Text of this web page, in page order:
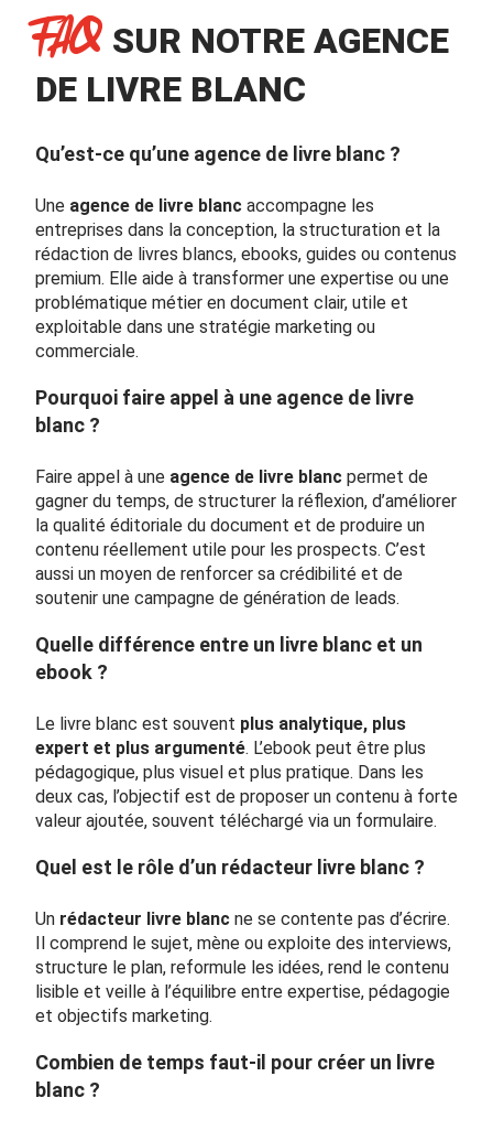
FAQ SUR NOTRE AGENCE
DE LIVRE BLANC
Qu’est-ce qu’une agence de livre blanc ?
Une agence de livre blanc accompagne les
entreprises dans la conception, la structuration et la
rédaction de livres blancs, ebooks, guides ou contenus
premium. Elle aide à transformer une expertise ou une
problématique métier en document clair, utile et
exploitable dans une stratégie marketing ou
commerciale.
Pourquoi faire appel à une agence de livre
blanc ?
Faire appel à une agence de livre blanc permet de
gagner du temps, de structurer la réflexion, d’améliorer
la qualité éditoriale du document et de produire un
contenu réellement utile pour les prospects. C’est
aussi un moyen de renforcer sa crédibilité et de
soutenir une campagne de génération de leads.
Quelle différence entre un livre blanc et un
ebook ?
Le livre blanc est souvent plus analytique, plus
expert et plus argumenté. L’ebook peut être plus
pédagogique, plus visuel et plus pratique. Dans les
deux cas, l’objectif est de proposer un contenu à forte
valeur ajoutée, souvent téléchargé via un formulaire.
Quel est le rôle d’un rédacteur livre blanc ?
Un rédacteur livre blanc ne se contente pas d’écrire.
Il comprend le sujet, mène ou exploite des interviews,
structure le plan, reformule les idées, rend le contenu
lisible et veille à l’équilibre entre expertise, pédagogie
et objectifs marketing.
Combien de temps faut-il pour créer un livre
blanc ?